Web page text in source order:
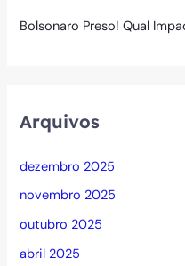
Bolsonaro Preso! Qual
Arquivos
dezembro 2025
novembro 2025
outubro 2025
abril 2025